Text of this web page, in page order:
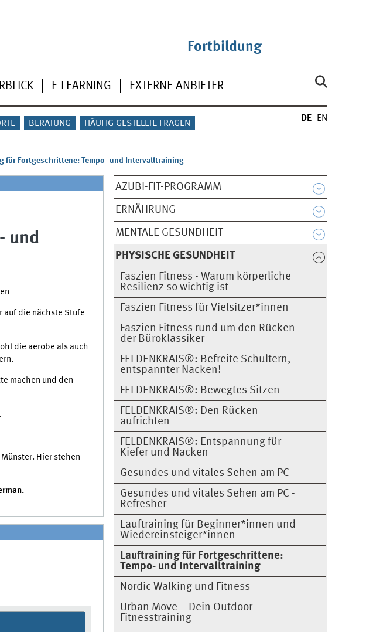
Fortbildung
E-LEARNING EXTERNE ANBIETER
BERATUNG HÄUFIG GESTELLTE FRAGEN
DE EN
für Fortgeschrittene: Tempo- und Intervalltraining
AZUBI-FIT-PROGRAMM
ERNÄHRUNG
MENTALE GESUNDHEIT
PHYSISCHE GESUNDHEIT
Faszien Fitness - Warum körperliche
Resilienz so wichtig ist
Faszien Fitness für Vielsitzer*innen
Faszien Fitness rund um den Rücken –
der Büroklassiker
FELDENKRAIS®: Befreite Schultern,
entspannter Nacken!
FELDENKRAIS®: Bewegtes Sitzen
FELDENKRAIS®: Den Rücken
aufrichten
FELDENKRAIS®: Entspannung für
Kiefer und Nacken
Gesundes und vitales Sehen am PC
Gesundes und vitales Sehen am PC -
Refresher
Lauftraining für Beginner*innen und
Wiedereinsteiger*innen
Lauftraining für Fortgeschrittene:
Tempo- und Intervalltraining
Nordic Walking und Fitness
Urban Move – Dein Outdoor-
Fitnesstraining
und
auf die nächste Stufe
die aerobe als auch
machen und den
Hier stehen